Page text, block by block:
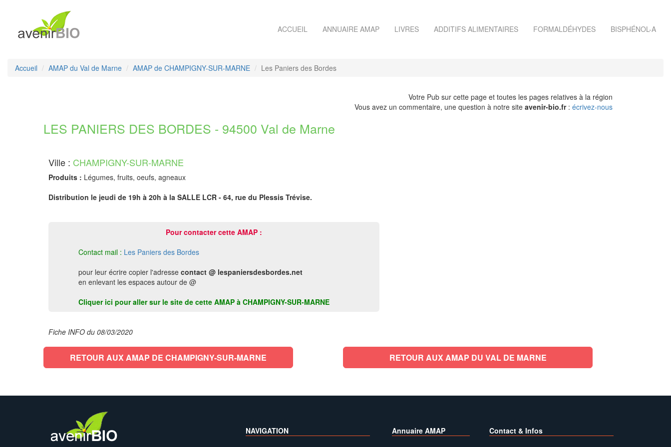
ACCUEIL ANNUAIRE AMAP LIVRES ADDITIFS ALIMENTAIRES FORMALDÉHYDES BISPHÉNOL-A
Accueil AMAP du Val de Marne AMAP de CHAMPIGNY-SUR-MARNE Les Paniers des Bordes
Votre Pub sur cette page et toutes les pages relatives à la région
Vous avez un commentaire, une question à notre site avenir-bio.fr: écrivez-nous
LES PANIERS DES BORDES - 94500 Val de Marne
Ville : CHAMPIGNY-SUR-MARNE
Produits : Légumes, fruits, oeufs, agneaux
Distribution le jeudi de 19h à 20h à la SALLE LCR - 64, rue du Plessis Trévise.
Pour contacter cette AMAP :
Contact mail : Les Paniers des Bordes
pour leur écrire copier l'adresse contact @ lespaniersdesbordes.net
en enlevant les espaces autour de @
Cliquer ici pour aller sur le site de cette AMAP à CHAMPIGNY-SUR-MARNE
Fiche INFO du 08/03/2020
RETOUR AUX AMAP DE CHAMPIGNY-SUR-MARNE RETOUR AUX AMAP DU VAL DE MARNE
NAVIGATION Annuaire AMAP Contact & Infos